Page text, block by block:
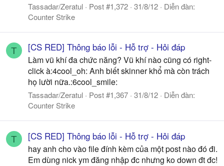
Tassadar/Zeratul Post #1,372 31/8/12
Diễn đàn:
Counter Strike
T [CS RED] Thông báo lỗi - Hỗ trợ - Hỏi đáp
Làm vũ khí đa chức năng? Vũ khí nào cũng có right-
click à:4cool_oh: Anh biết skinner khổ mà còn trách
họ lười nữa.:6cool_smile:
Tassadar/Zeratul Post #1,367 31/8/12
Diễn đàn:
Counter Strike
T [CS RED] Thông báo lỗi - Hỗ trợ - Hỏi đáp
hay anh cho vào file đính kèm của một post nào đó đi.
Em dùng nick ym đăng nhập đc nhưng ko down đt đc!